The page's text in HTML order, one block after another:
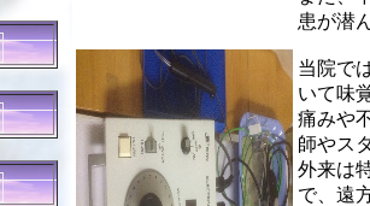
患が潜
当院で
いて味
痛みや
師やス
外来は
で、遠